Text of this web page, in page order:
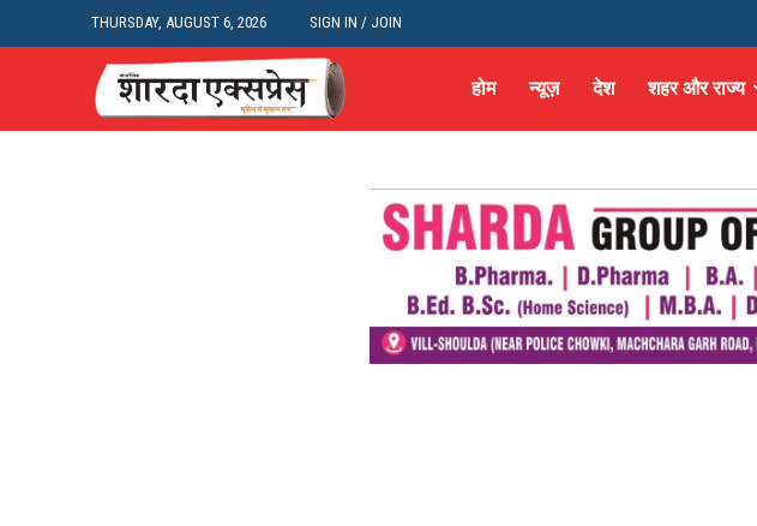
THURSDAY, AUGUST 6, 2026 SIGN IN / JOIN
होम न्यूज़ देश शहर और राज्य